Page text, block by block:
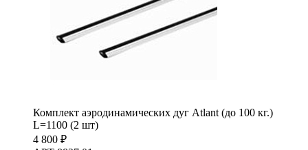
Комплект аэродинамических дуг Atlant (до 100 кг.)
L=1100 (2 шт)
4 800 ₽